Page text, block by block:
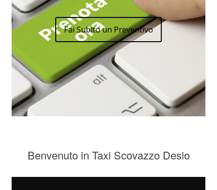
Fai Subito un Preventivo
Benvenuto in Taxi Scovazzo Desio